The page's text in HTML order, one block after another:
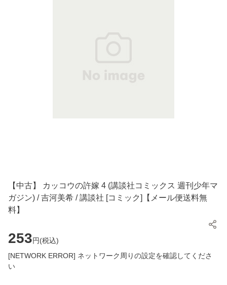
【中古】 カッコウの許嫁 4 (講談社コミックス 週刊少年マ
ガジン) / 吉河美希 / 講談社 [コミック]【メール便送料無
料】
253円(税込)
[NETWORK ERROR] ネットワーク周りの設定を確認してくださ
い